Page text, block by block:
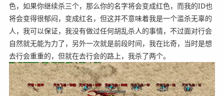
色，如果你继续杀三个，那么你的名字将会变成红色，而我的ID也
将会变得很郁闷，变成红名，但这并不意味着我是一个滥杀无辜的
人，我可以保证，我没有做过任何胡乱杀人的事情，不过面对行会
自然就无能为力了，另外一次就是前段时间，我在比奇，当时是想
去行会重重的，但就在去行会的路上，我杀了两个。